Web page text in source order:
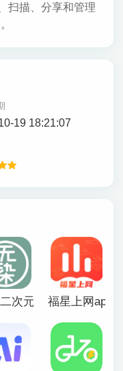
扫描、分享和管理
19 18:21:07
版次元漫画app福星上网app